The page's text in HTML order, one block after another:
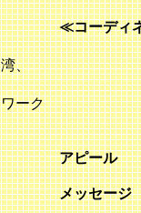
≪コーディネ
日本植民
湾、
沖縄と日
ワーク
構築
アピール パレ
メッセージ